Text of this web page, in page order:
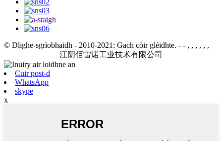
© Dlighe-sgrìobhaidh - 2010-2021: Gach còir glèidhte. - - , , , , , ,
江阴佰雷诺工业技术有限公司
Cuir post-d
WhatsApp
skype
x